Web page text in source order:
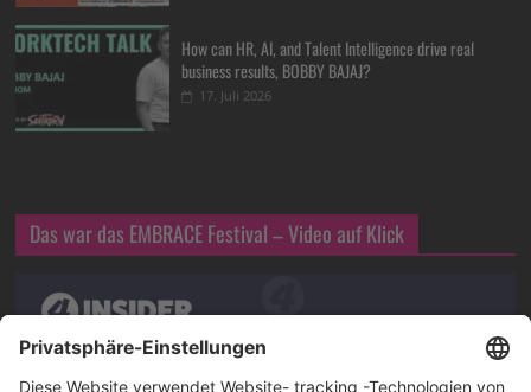
How can HR, AI, and Talent Intelligence drive real
business results, BOBBY BAJAJ?
17. Juli 2026
Das war das EMBRACE Festival – Video auf Klick